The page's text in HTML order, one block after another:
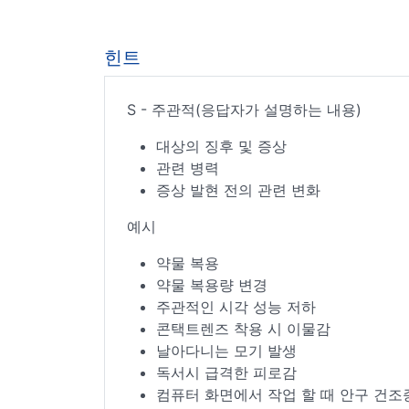
힌트
S - 주관적(응답자가 설명하는 내용)
대상의 징후 및 증상
관련 병력
증상 발현 전의 관련 변화
예시
약물 복용
약물 복용량 변경
주관적인 시각 성능 저하
콘택트렌즈 착용 시 이물감
날아다니는 모기 발생
독서시 급격한 피로감
컴퓨터 화면에서 작업 할 때 안구 건조